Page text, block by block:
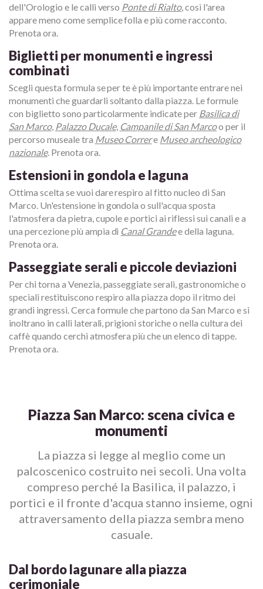
dell'Orologio e le calli verso Ponte di Rialto, così l'area
appare meno come semplice folla e più come racconto.
Prenota ora.
Biglietti per monumenti e ingressi
combinati
Scegli questa formula se per te è più importante entrare nei
monumenti che guardarli soltanto dalla piazza. Le formule
con biglietto sono particolarmente indicate per Basilica di
San Marco, Palazzo Ducale, Campanile di San Marcoo per il
percorso museale tra Museo Correre Museo archeologico
nazionale. Prenota ora.
Estensioni in gondola e laguna
Ottima scelta se vuoi dare respiro al fitto nucleo di San
Marco. Un'estensione in gondola o sull'acqua sposta
l'atmosfera da pietra, cupole e portici ai riflessi sui canali e a
una percezione più ampia di Canal Grandee della laguna.
Prenota ora.
Passeggiate serali e piccole deviazioni
Per chi torna a Venezia, passeggiate serali, gastronomiche o
speciali restituiscono respiro alla piazza dopo il ritmo dei
grandi ingressi. Cerca formule che partono da San Marco e si
inoltrano in calli laterali, prigioni storiche o nella cultura dei
caffè quando cerchi atmosfera più che un elenco di tappe.
Prenota ora.
Piazza San Marco: scena civica e
monumenti
La piazza si legge al meglio come un
palcoscenico costruito nei secoli. Una volta
compreso perché la Basilica, il palazzo, i
portici e il fronte d'acqua stanno insieme, ogni
attraversamento della piazza sembra meno
casuale.
Dal bordo lagunare alla piazza
cerimoniale